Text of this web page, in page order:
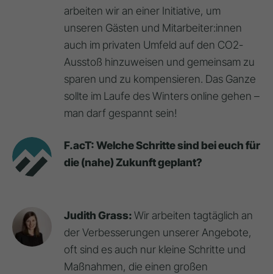
arbeiten wir an einer Initiative, um
unseren Gästen und Mitarbeiter:innen
auch im privaten Umfeld auf den CO2-
Ausstoß hinzuweisen und gemeinsam zu
sparen und zu kompensieren. Das Ganze
sollte im Laufe des Winters online gehen –
man darf gespannt sein!
F.acT: Welche Schritte sind bei euch für
die (nahe) Zukunft geplant?
Judith Grass:Wir arbeiten tagtäglich an
der Verbesserungen unserer Angebote,
oft sind es auch nur kleine Schritte und
Maßnahmen, die einen großen